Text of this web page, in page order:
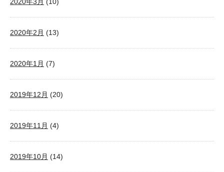
2020年2月 (13)
2020年1月 (7)
2019年12月 (20)
2019年11月 (4)
2019年10月 (14)